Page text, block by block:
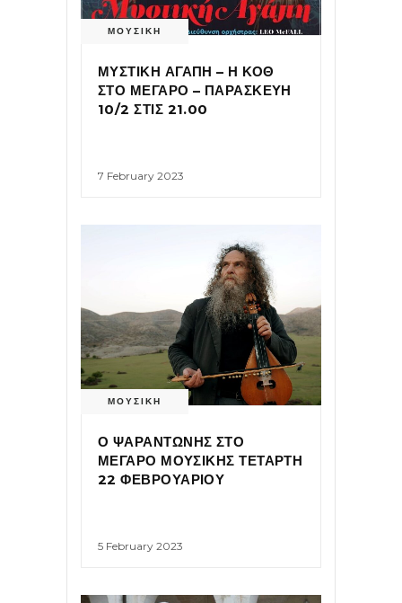
ΜΟΥΣΙΚΗ
ΜΥΣΤΙΚΗ ΑΓΑΠΗ – Η ΚΟΘ
ΣΤΟ ΜΕΓΑΡΟ – ΠΑΡΑΣΚΕΥΗ
10/2 ΣΤΙΣ 21.00
7 February 2023
ΜΟΥΣΙΚΗ
Ο ΨΑΡΑΝΤΩΝΗΣ ΣΤΟ
ΜΕΓΑΡΟ ΜΟΥΣΙΚΗΣ ΤΕΤΑΡΤΗ
22 ΦΕΒΡΟΥΑΡΙΟΥ
5 February 2023